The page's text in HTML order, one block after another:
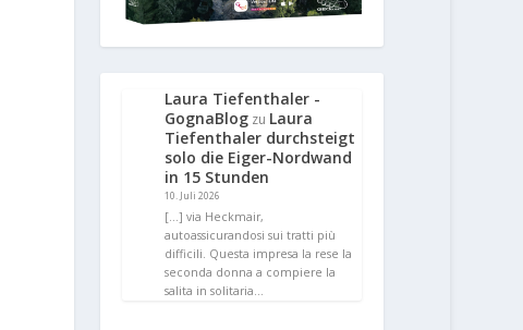
Laura Tiefenthaler -
GognaBlog zu Laura
Tiefenthaler durchsteigt
solo die Eiger-Nordwand
in 15 Stunden
10. Juli 2026
[…] via Heckmair,
autoassicurandosi sui tratti più
difficili. Questa impresa la rese la
seconda donna a compiere la
salita in solitaria…